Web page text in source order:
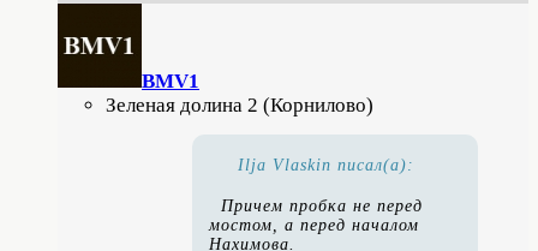
BMV1
Зеленая долина 2 (Корнилово)
Ilja Vlaskin писал(а):
Причем пробка не перед
мостом, а перед началом
Нахимова.